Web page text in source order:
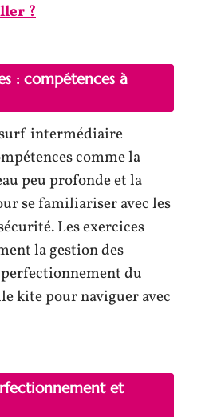
?
: compétences à
intermédiaire
comme la
peu profonde et la
se familiariser avec les
Les exercices
la gestion des
du
kite pour naviguer avec
et